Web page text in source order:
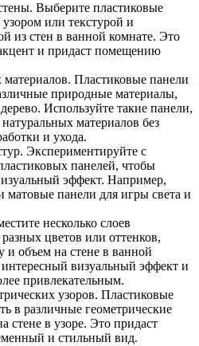
Выберите пластиковые
или текстурой и
из стен в ванной комнате. Это
и придаст помещению
Пластиковые панели
природные материалы,
Используйте такие панели,
материалов без
и ухода.
Экспериментируйте с
панелей, чтобы
эффект. Например,
матовые панели для игры света и
несколько слоев
цветов или оттенков,
и объем на стене в ванной
визуальный эффект и
привлекательным.
узоров. Пластиковые
в различные геометрические
стене в узоре. Это придаст
и стильный вид.